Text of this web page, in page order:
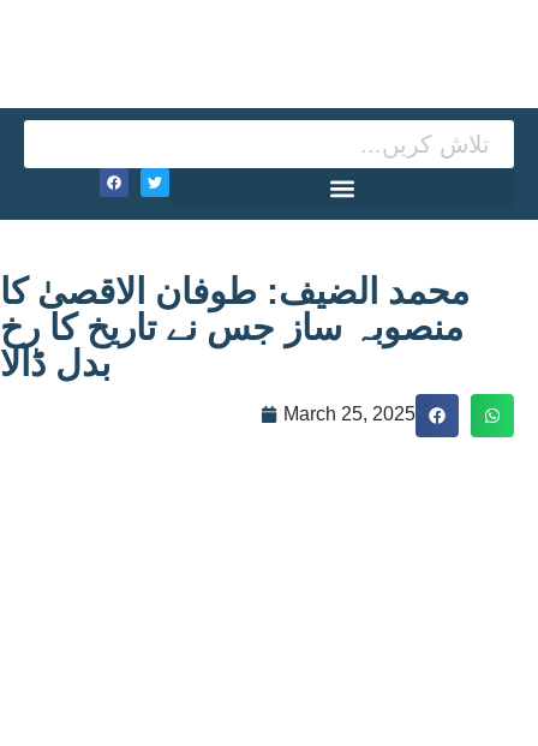
محمد الضیف: طوفان الاقصیٰ کا
منصوبہ ساز جس نے تاریخ کا رخ
بدل ڈالا
March 25, 2025